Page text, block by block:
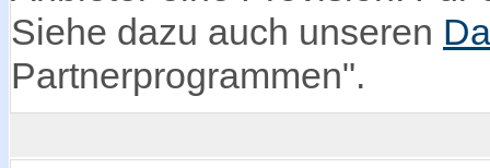
Siehe dazu auch unseren
Partnerprogrammen".